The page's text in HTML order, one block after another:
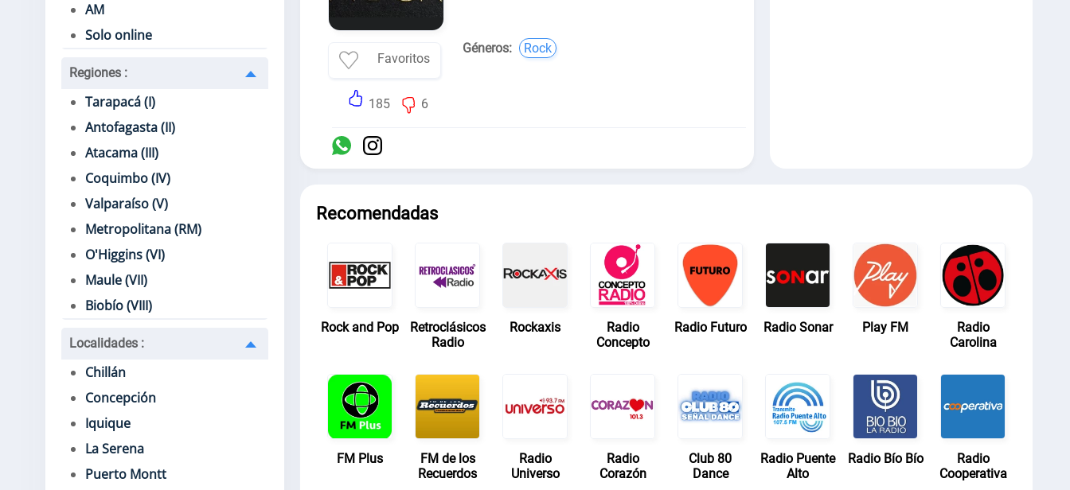
AM
Solo online
Regiones :
Tarapacá (I)
Antofagasta (II)
Atacama (III)
Coquimbo (IV)
Valparaíso (V)
Metropolitana (RM)
O'Higgins (VI)
Maule (VII)
Biobío (VIII)
Localidades :
Chillán
Concepción
Iquique
La Serena
Puerto Montt
Favoritos
185 6
Géneros: Rock
Recomendadas
Rock and Pop
Retroclásicos
Radio
Rockaxis
Radio
Concepto
Radio Futuro Radio Sonar Play FM
Radio
Carolina
FM Plus
FM de los
Recuerdos
Radio
Universo
Radio
Corazón
Club 80
Dance
Radio Puente
Alto
Radio Bío Bío
Radio
Cooperativa